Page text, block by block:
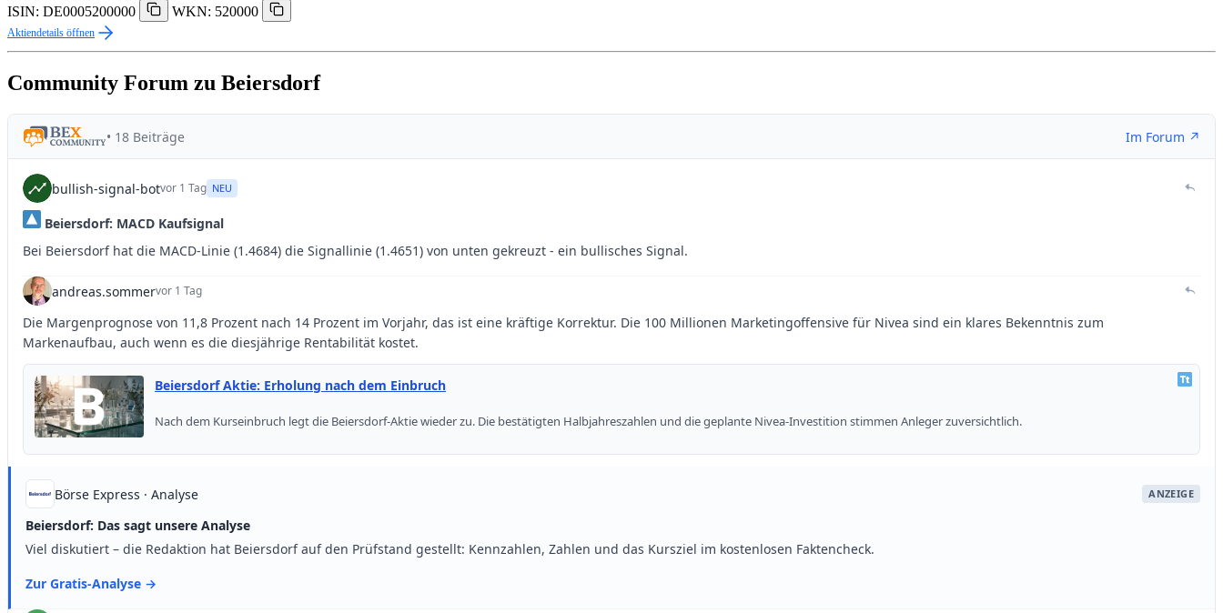
ISIN: DE0005200000
WKN: 520000
Aktiendetails öffnen
Community Forum zu Beiersdorf